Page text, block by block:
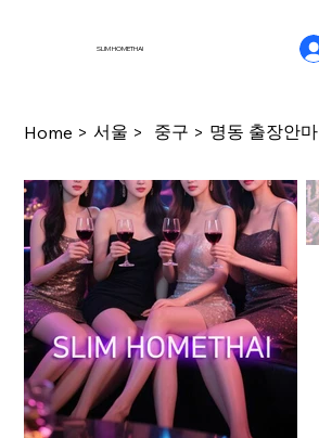
SLIM HOMETHAI
Home > 서울 > 중구 > 명동 출장안마